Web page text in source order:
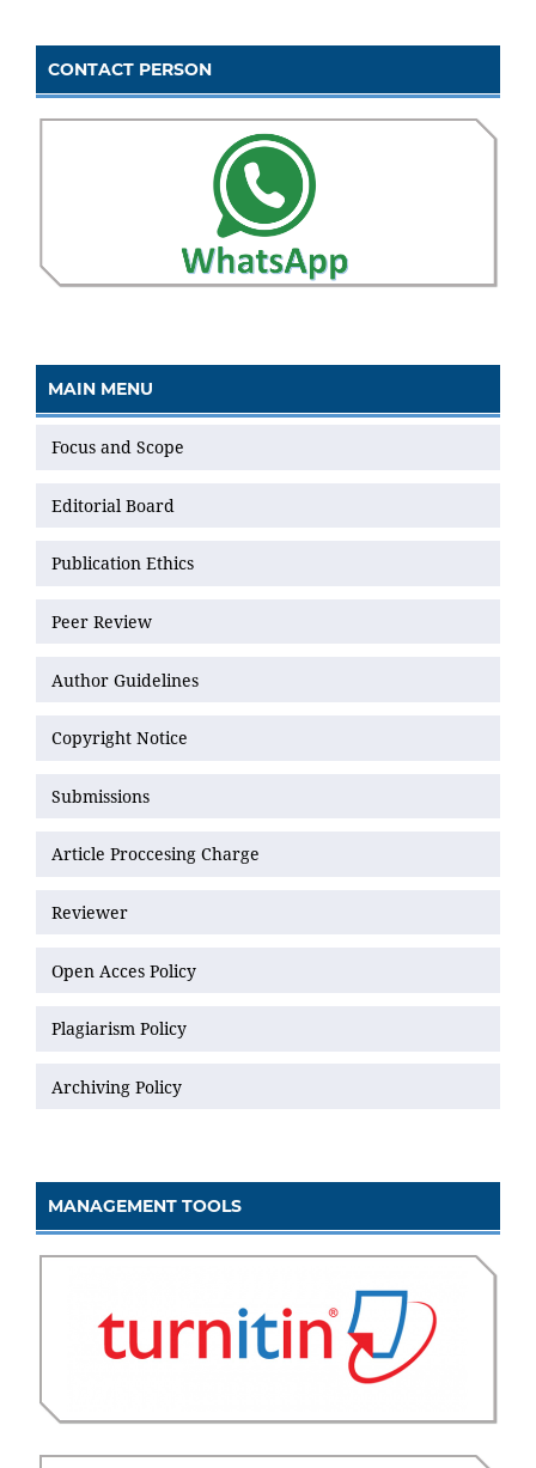
CONTACT PERSON
MAIN MENU
Focus and Scope
Editorial Board
Publication Ethics
Peer Review
Author Guidelines
Copyright Notice
Submissions
Article Proccesing Charge
Reviewer
Open Acces Policy
Plagiarism Policy
Archiving Policy
MANAGEMENT TOOLS